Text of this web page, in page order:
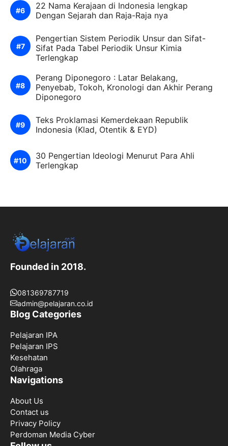
22 Nama Kerajaan di Indonesia lengkap
Dengan Sejarah dan Raja-Raja nya
Pengertian Sistem Periodik Unsur dan Sifat-
Sifat Pada Tabel Periodik Unsur Kimia
Terlengkap
Perang Diponegoro : Latar Belakang,
Penyebab, Tokoh, Kronologi dan Akhir Perang
Diponegoro
Teks Proklamasi Kemerdekaan Republik
Indonesia (Klad, Otentik & EYD)
30 Pengertian Ideologi Menurut Para Ahli
Terlengkap
Founded in 2018.
081369787719
admin@pelajaran.co.id
Blog Categories
Pelajaran IPA
Pelajaran IPS
Kesehatan
Olahraga
Navigations
About Us
Contact us
Privacy Policy
Perdoman Media Cyber